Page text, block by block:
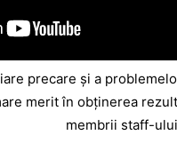
precare şi a
merit în obţinerea
membrii staff-